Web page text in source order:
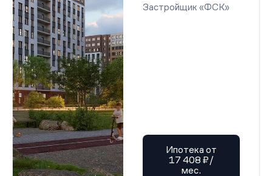
Застройщик «ФСК»
Ипотека от
17 408 ₽/
мес.